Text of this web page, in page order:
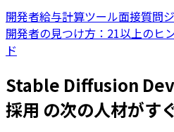
開発者給与計算ツール面接質問
開発者の見つけ方：21以上のヒ
ド
Stable Diffusion
採用 の次の人材がす